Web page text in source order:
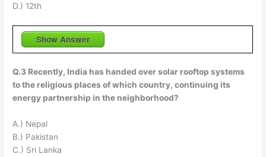
D.) 12th
Show Answer
Q.3 Recently, India has handed over solar rooftop systems
to the religious places of which country, continuing its
energy partnership in the neighborhood?
A.) Nepal
B.) Pakistan
C.) Sri Lanka